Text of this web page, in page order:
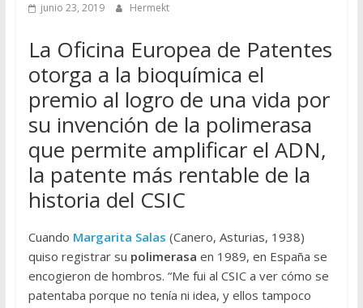
junio 23, 2019 Hermekt
La Oficina Europea de Patentes
otorga a la bioquímica el
premio al logro de una vida por
su invención de la polimerasa
que permite amplificar el ADN,
la patente más rentable de la
historia del CSIC
Cuando Margarita Salas (Canero, Asturias, 1938)
quiso registrar su polimerasa en 1989, en España se
encogieron de hombros. “Me fui al CSIC a ver cómo se
patentaba porque no tenía ni idea, y ellos tampoco